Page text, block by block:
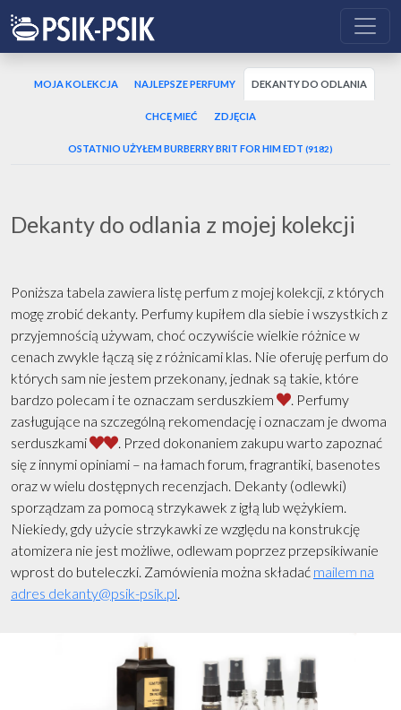
MOJA KOLEKCJA NAJLEPSZE PERFUMY DEKANTY DO ODLANIA
CHCĘ MIEĆ ZDJĘCIA
OSTATNIO UŻYŁEM BURBERRY BRIT FOR HIM EDT (9182)
Dekanty do odlania z mojej kolekcji
Poniższa tabela zawiera listę perfum z mojej kolekcji, z których
mogę zrobić dekanty. Perfumy kupiłem dla siebie i wszystkich z
przyjemnością używam, choć oczywiście wielkie różnice w
cenach zwykle łączą się z różnicami klas. Nie oferuję perfum do
których sam nie jestem przekonany, jednak są takie, które
bardzo polecam i te oznaczam serduszkiem
. Perfumy
zasługujące na szczególną rekomendację i oznaczam je dwoma
serduszkami
. Przed dokonaniem zakupu warto zapoznać
się z innymi opiniami – na łamach forum, fragrantiki, basenotes
oraz w wielu dostępnych recenzjach. Dekanty (odlewki)
sporządzam za pomocą strzykawek z igłą lub wężykiem.
Niekiedy, gdy użycie strzykawki ze względu na konstrukcję
atomizera nie jest możliwe, odlewam poprzez przepsikiwanie
wprost do buteleczki. Zamówienia można składać mailem na
adres dekanty@psik-psik.pl.